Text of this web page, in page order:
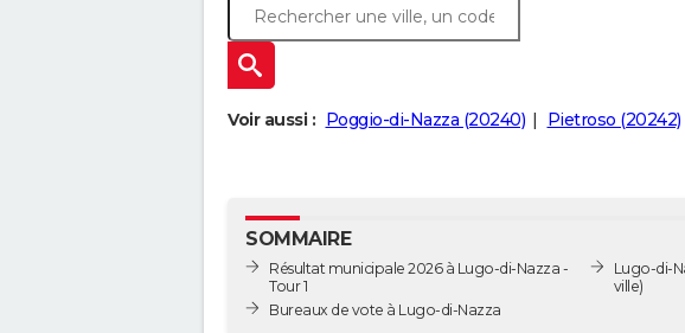
Voir aussi : Poggio-di-Nazza (20240) Pietroso (20242)
SOMMAIRE
Résultat municipale 2026 à Lugo-di-Nazza -
Tour 1
Bureaux de vote à Lugo-di-Nazza
Lugo-di-
ville)